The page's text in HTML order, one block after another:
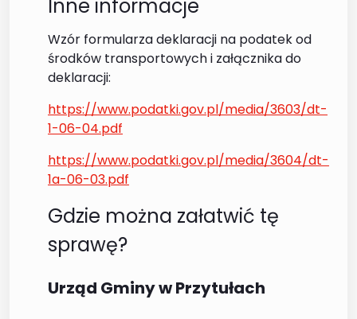
Inne informacje
Wzór formularza deklaracji na podatek od
środków transportowych i załącznika do
deklaracji:
https://www.podatki.gov.pl/media/3603/dt-
1-06-04.pdf
https://www.podatki.gov.pl/media/3604/dt-
1a-06-03.pdf
Gdzie można załatwić tę
sprawę?
Urząd Gminy w Przytułach